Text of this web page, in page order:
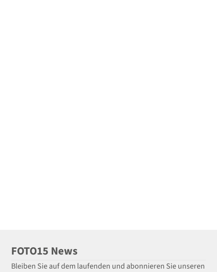
FOTO15 News
Bleiben Sie auf dem laufenden und abonnieren Sie unseren